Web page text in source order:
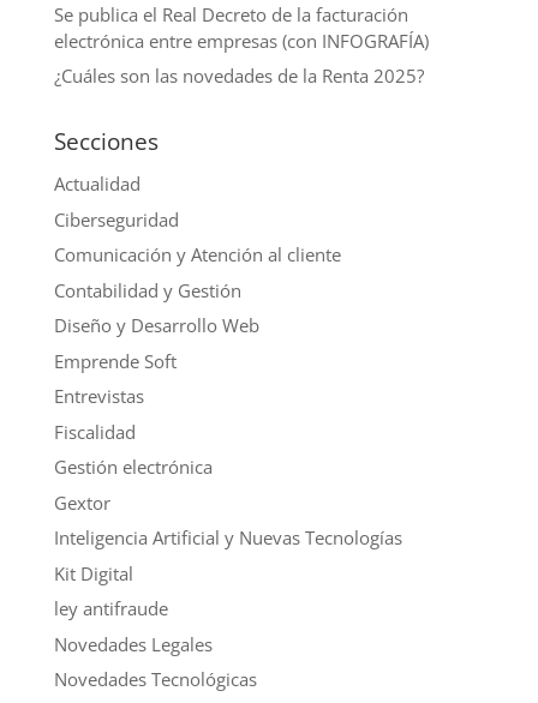
Se publica el Real Decreto de la facturación
electrónica entre empresas (con INFOGRAFÍA)
¿Cuáles son las novedades de la Renta 2025?
Secciones
Actualidad
Ciberseguridad
Comunicación y Atención al cliente
Contabilidad y Gestión
Diseño y Desarrollo Web
Emprende Soft
Entrevistas
Fiscalidad
Gestión electrónica
Gextor
Inteligencia Artificial y Nuevas Tecnologías
Kit Digital
ley antifraude
Novedades Legales
Novedades Tecnológicas